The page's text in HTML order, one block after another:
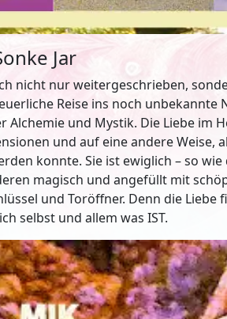
Jar
nicht nur weitergeschrieben,
Reise ins noch
und Mystik. Die Liebe im
und auf eine andere Weise,
konnte. Sie ist ewiglich – so
magisch und angefüllt mit
und Toröffner. Denn die
selbst und allem was IST.